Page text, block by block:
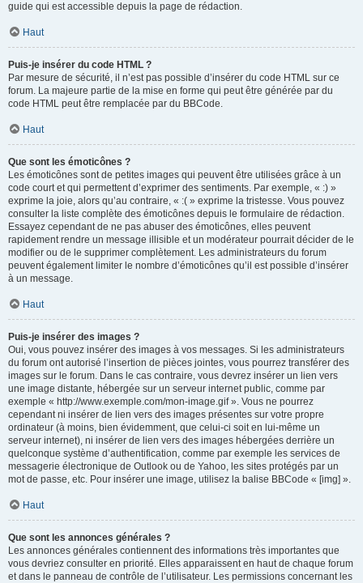
guide qui est accessible depuis la page de rédaction.
Haut
Puis-je insérer du code HTML ?
Par mesure de sécurité, il n’est pas possible d’insérer du code HTML sur ce
forum. La majeure partie de la mise en forme qui peut être générée par du
code HTML peut être remplacée par du BBCode.
Haut
Que sont les émoticônes ?
Les émoticônes sont de petites images qui peuvent être utilisées grâce à un
code court et qui permettent d’exprimer des sentiments. Par exemple, « :) »
exprime la joie, alors qu’au contraire, « :( » exprime la tristesse. Vous pouvez
consulter la liste complète des émoticônes depuis le formulaire de rédaction.
Essayez cependant de ne pas abuser des émoticônes, elles peuvent
rapidement rendre un message illisible et un modérateur pourrait décider de le
modifier ou de le supprimer complètement. Les administrateurs du forum
peuvent également limiter le nombre d’émoticônes qu’il est possible d’insérer
à un message.
Haut
Puis-je insérer des images ?
Oui, vous pouvez insérer des images à vos messages. Si les administrateurs
du forum ont autorisé l’insertion de pièces jointes, vous pourrez transférer des
images sur le forum. Dans le cas contraire, vous devrez insérer un lien vers
une image distante, hébergée sur un serveur internet public, comme par
exemple « http://www.exemple.com/mon-image.gif ». Vous ne pourrez
cependant ni insérer de lien vers des images présentes sur votre propre
ordinateur (à moins, bien évidemment, que celui-ci soit en lui-même un
serveur internet), ni insérer de lien vers des images hébergées derrière un
quelconque système d’authentification, comme par exemple les services de
messagerie électronique de Outlook ou de Yahoo, les sites protégés par un
mot de passe, etc. Pour insérer une image, utilisez la balise BBCode « [img] ».
Haut
Que sont les annonces générales ?
Les annonces générales contiennent des informations très importantes que
vous devriez consulter en priorité. Elles apparaissent en haut de chaque forum
et dans le panneau de contrôle de l’utilisateur. Les permissions concernant les